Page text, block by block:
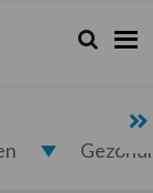
Zoeken...
Zoek